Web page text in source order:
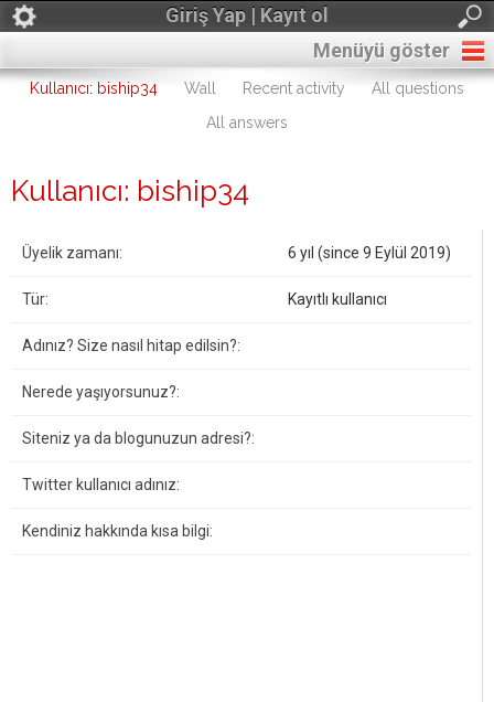
Giriş Yap | Kayıt ol
Menüyü göster
Kullanıcı: biship34 Wall Recent activity
All questions
All answers
Kullanıcı: biship34
Üyelik zamanı: 6 yıl (since 9 Eylül 2019)
Tür: Kayıtlı kullanıcı
Adınız? Size nasıl hitap edilsin?:
Nerede yaşıyorsunuz?:
Siteniz ya da blogunuzun adresi?:
Twitter kullanıcı adınız:
Kendiniz hakkında kısa bilgi: